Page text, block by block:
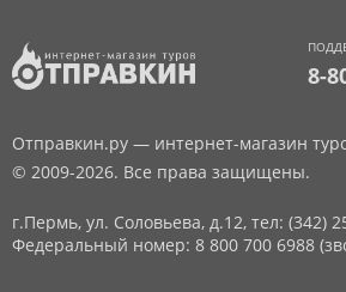
8-
Отправкин.ру — интернет-магазин
© 2009-2026. Все права защищены.
г.Пермь, ул. Соловьева, д.12, тел: (342)
Федеральный номер: 8 800 700 6988